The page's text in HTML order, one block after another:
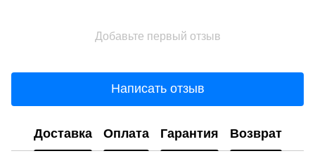
Добавьте первый отзыв
Написать отзыв
Доставка Оплата Гарантия Возврат